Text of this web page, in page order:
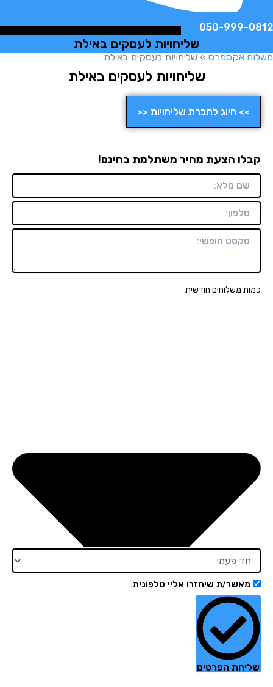
050-999-
שליחויות לעסקים באילת
אקספרס»שליחויות לעסקים באילת
שליחויות לעסקים באילת
>> חיוג לחברת שליחויות <<
הצעת מחיר משתלמת בחינם!
משלוחים חודשית
מאשר/ת שיחזרו אליי טלפונית.
הפרטים